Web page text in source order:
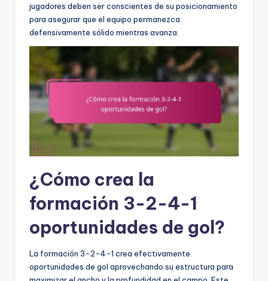
jugadores deben ser conscientes de su posicionamiento
para asegurar que el equipo permanezca
defensivamente sólido mientras avanza.
¿Cómo crea la
formación 3-2-4-1
oportunidades de gol?
La formación 3-2-4-1 crea efectivamente
oportunidades de gol aprovechando su estructura para